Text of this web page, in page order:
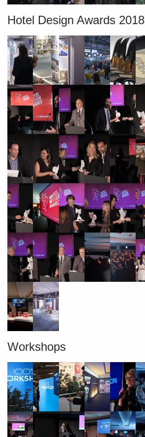
Hotel Design Awards 2018
Workshops